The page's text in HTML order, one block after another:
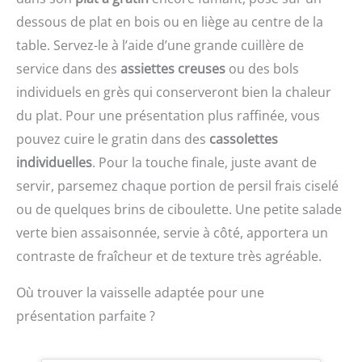
PULSE : Prenez le
contrôle grâce aux 3
vitesses et à la fonction
Pulse, qui vous
permettent de choisir la
pour les ingrédients durs
et mous
réparabilité 15 ans au
juste prix grâce à notre
réseau de 6200
réparateurs dans le
monde, pour contribuer
l'environnement et à la
réduction des déchets
Fonction glace pilée
efficace sans risque de
surcharger le moteur ou
d'endommager le bol ;
Ventouses sous la base
assurant la stabilité du
blender Poignée
texturés du bouton de
dessous de plat en bois ou en liège au centre de la
table. Servez-le à l’aide d’une grande cuillère de
service dans des assiettes creuses ou des bols
individuels en grès qui conserveront bien la chaleur
du plat. Pour une présentation plus raffinée, vous
pouvez cuire le gratin dans des cassolettes
individuelles. Pour la touche finale, juste avant de
servir, parsemez chaque portion de persil frais ciselé
ou de quelques brins de ciboulette. Une petite salade
verte bien assaisonnée, servie à côté, apportera un
contraste de fraîcheur et de texture très agréable.
Où trouver la vaisselle adaptée pour une
présentation parfaite ?